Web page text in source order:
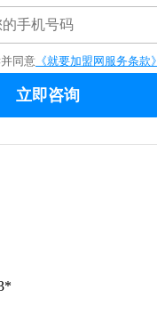
同意 《就要加盟网服务条款》
立即咨询